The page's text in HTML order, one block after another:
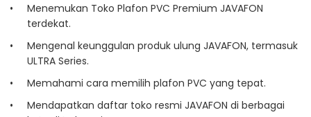
Menemukan Toko Plafon PVC Premium JAVAFON
terdekat.
Mengenal keunggulan produk ulung JAVAFON, termasuk
ULTRA Series.
Memahami cara memilih plafon PVC yang tepat.
Mendapatkan daftar toko resmi JAVAFON di berbagai